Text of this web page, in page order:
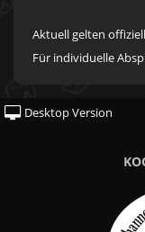
Aktuell gelten
Für individuelle
Desktop Version